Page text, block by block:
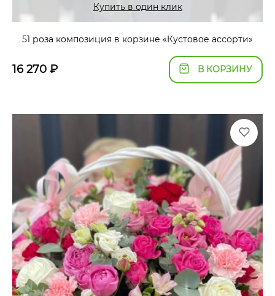
Купить в один клик
51 роза композиция в корзине «Кустовое ассорти»
16 270 ₽ В КОРЗИНУ